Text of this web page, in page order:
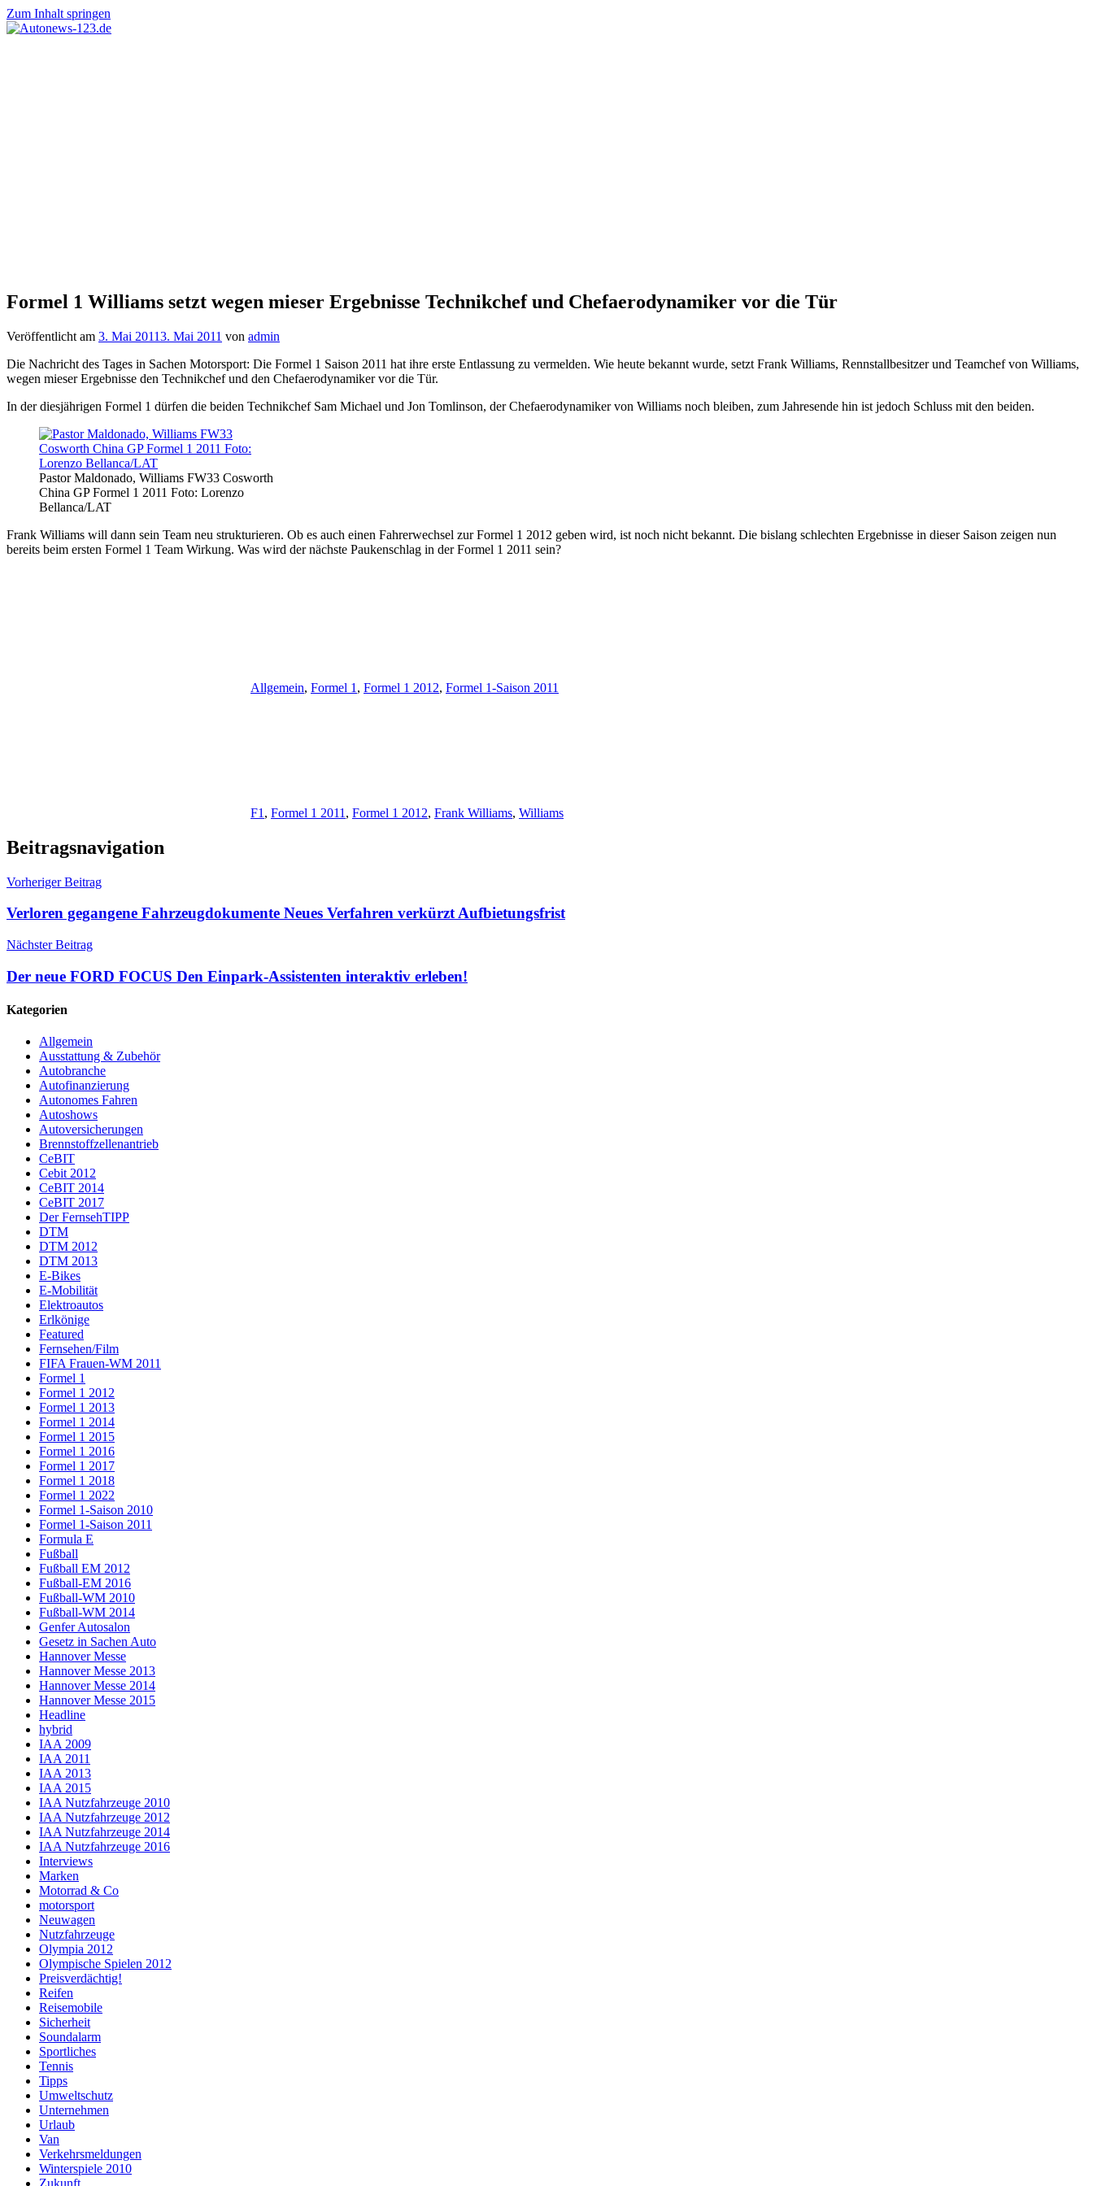
Zum Inhalt springen
Formel 1 Williams setzt wegen mieser Ergebnisse Technikchef und Chefaerodynamiker vor die Tür
Veröffentlicht am 3. Mai 20113. Mai 2011 von admin
Die Nachricht des Tages in Sachen Motorsport: Die Formel 1 Saison 2011 hat ihre erste Entlassung zu vermelden. Wie heute bekannt wurde, setzt Frank Williams, Rennstallbesitzer und Teamchef von Williams,
wegen mieser Ergebnisse den Technikchef und den Chefaerodynamiker vor die Tür.
In der diesjährigen Formel 1 dürfen die beiden Technikchef Sam Michael und Jon Tomlinson, der Chefaerodynamiker von Williams noch bleiben, zum Jahresende hin ist jedoch Schluss mit den beiden.
Pastor Maldonado, Williams FW33 Cosworth
China GP Formel 1 2011 Foto: Lorenzo
Bellanca/LAT
Frank Williams will dann sein Team neu strukturieren. Ob es auch einen Fahrerwechsel zur Formel 1 2012 geben wird, ist noch nicht bekannt. Die bislang schlechten Ergebnisse in dieser Saison zeigen nun
bereits beim ersten Formel 1 Team Wirkung. Was wird der nächste Paukenschlag in der Formel 1 2011 sein?
Allgemein, Formel 1 , Formel 1 2012, Formel 1-Saison 2011
F1 , Formel 1 2011 , Formel 1 2012, Frank Williams, Williams
Beitragsnavigation
Vorheriger Beitrag
Verloren gegangene Fahrzeugdokumente Neues Verfahren verkürzt Aufbietungsfrist
Nächster Beitrag
Der neue FORD FOCUS Den Einpark-Assistenten interaktiv erleben!
Kategorien
Allgemein
Ausstattung & Zubehör
Autobranche
Autofinanzierung
Autonomes Fahren
Autoshows
Autoversicherungen
Brennstoffzellenantrieb
CeBIT
Cebit 2012
CeBIT 2014
CeBIT 2017
Der FernsehTIPP
DTM
DTM 2012
DTM 2013
E-Bikes
E-Mobilität
Elektroautos
Erlkönige
Featured
Fernsehen/Film
FIFA Frauen-WM 2011
Formel 1
Formel 1 2012
Formel 1 2013
Formel 1 2014
Formel 1 2015
Formel 1 2016
Formel 1 2017
Formel 1 2018
Formel 1 2022
Formel 1-Saison 2010
Formel 1-Saison 2011
Formula E
Fußball
Fußball EM 2012
Fußball-EM 2016
Fußball-WM 2010
Fußball-WM 2014
Genfer Autosalon
Gesetz in Sachen Auto
Hannover Messe
Hannover Messe 2013
Hannover Messe 2014
Hannover Messe 2015
Headline
hybrid
IAA 2009
IAA 2011
IAA 2013
IAA 2015
IAA Nutzfahrzeuge 2010
IAA Nutzfahrzeuge 2012
IAA Nutzfahrzeuge 2014
IAA Nutzfahrzeuge 2016
Interviews
Marken
Motorrad & Co
motorsport
Neuwagen
Nutzfahrzeuge
Olympia 2012
Olympische Spielen 2012
Preisverdächtig!
Reifen
Reisemobile
Sicherheit
Soundalarm
Sportliches
Tennis
Tipps
Umweltschutz
Unternehmen
Urlaub
Van
Verkehrsmeldungen
Winterspiele 2010